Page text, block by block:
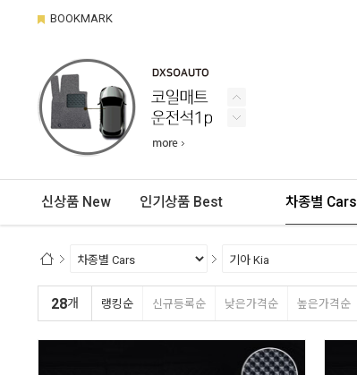
BOOKMARK
신상품 New 인기상품 Best 차종별 Cars
28개 랭킹순 신규등록순 낮은가격순 높은가격순